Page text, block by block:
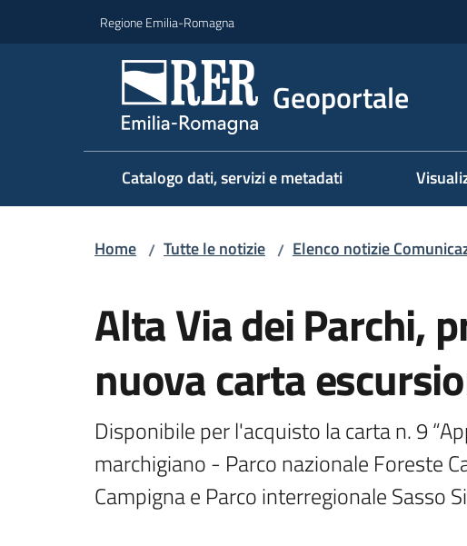
Regione Emilia-Romagna
Geoportale
Catalogo dati, servizi e metadati
Home / Tutte le notizie / Elenco notizie
Alta Via dei Parchi,
nuova carta
Disponibile per l'acquisto la carta n. 9
marchigiano - Parco nazionale Foreste
Campigna e Parco interregionale Sasso